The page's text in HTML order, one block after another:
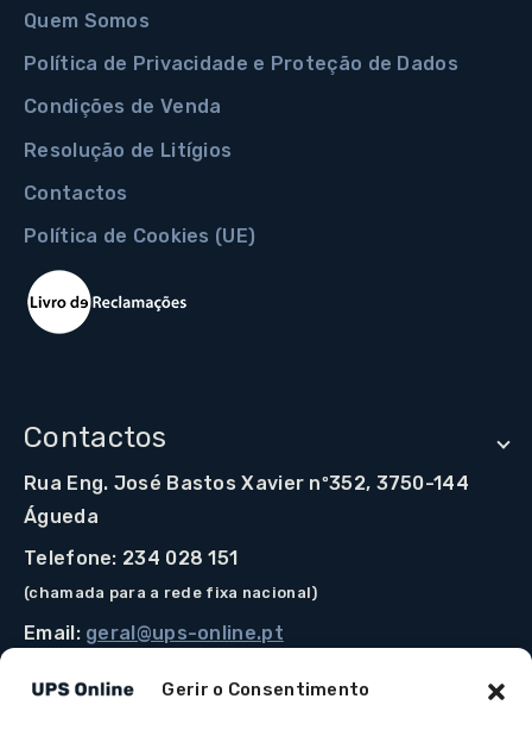
Gerir o Consentimento
Quem Somos
Política de Privacidade e Proteção de Dados
Condições de Venda
Resolução de Litígios
Contactos
Política de Cookies (UE)
Contactos
Rua Eng. José Bastos Xavier nº352, 3750-144
Águeda
Telefone: 234 028 151
(chamada para a rede fixa nacional)
Email: geral@ups-online.pt